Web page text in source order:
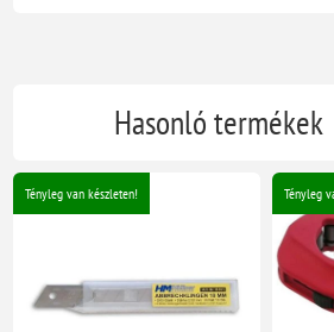
Hasonló termékek
Tényleg van készleten! Tényleg